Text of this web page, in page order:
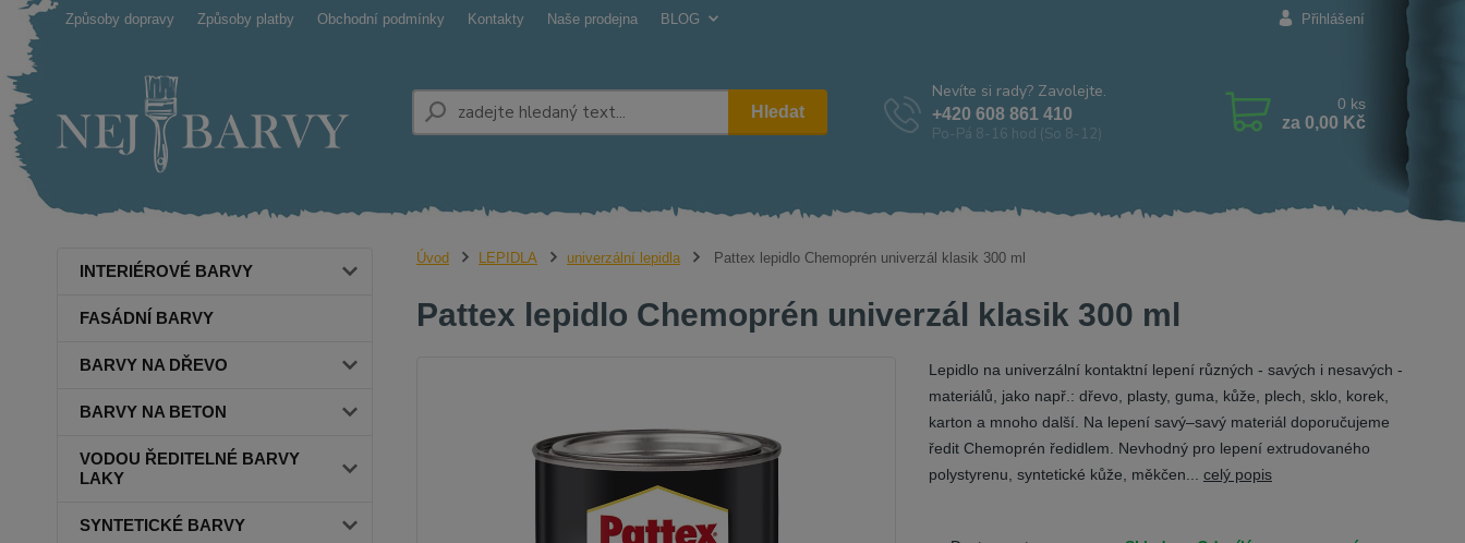
Způsoby dopravy Způsoby platby Obchodní podmínky Kontakty Naše prodejna BLOG Přihlášení
Hledat
Nevíte si rady? Zavolejte.
+420 608 861 410
Po-Pá 8-16 hod (So 8-12)
0 ks
za 0,00 Kč
INTERIÉROVÉ BARVY
FASÁDNÍ BARVY
BARVY NA DŘEVO
BARVY NA BETON
VODOU ŘEDITELNÉ BARVY
LAKY
SYNTETICKÉ BARVY
Úvod LEPIDLA univerzální lepidla Pattex lepidlo Chemoprén univerzál klasik 300 ml
Pattex lepidlo Chemoprén univerzál klasik 300 ml
Lepidlo na univerzální kontaktní lepení různých - savých i nesavých -
materiálů, jako např.: dřevo, plasty, guma, kůže, plech, sklo, korek,
karton a mnoho další. Na lepení savý–savý materiál doporučujeme
ředit Chemoprén ředidlem. Nevhodný pro lepení extrudovaného
polystyrenu, syntetické kůže, měkčen... celý popis